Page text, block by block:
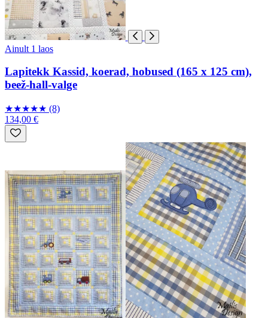
Ainult 1 laos
Lapitekk Kassid, koerad, hobused (165 x 125 cm),
beež-hall-valge
★★★★★ (8)
134,00 €